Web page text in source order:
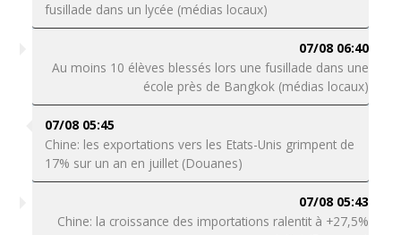
fusillade dans un lycée (médias locaux)
07/08 06:40
Au moins 10 élèves blessés lors une fusillade dans une
école près de Bangkok (médias locaux)
07/08 05:45
Chine: les exportations vers les Etats-Unis grimpent de
17% sur un an en juillet (Douanes)
07/08 05:43
Chine: la croissance des importations ralentit à +27,5%